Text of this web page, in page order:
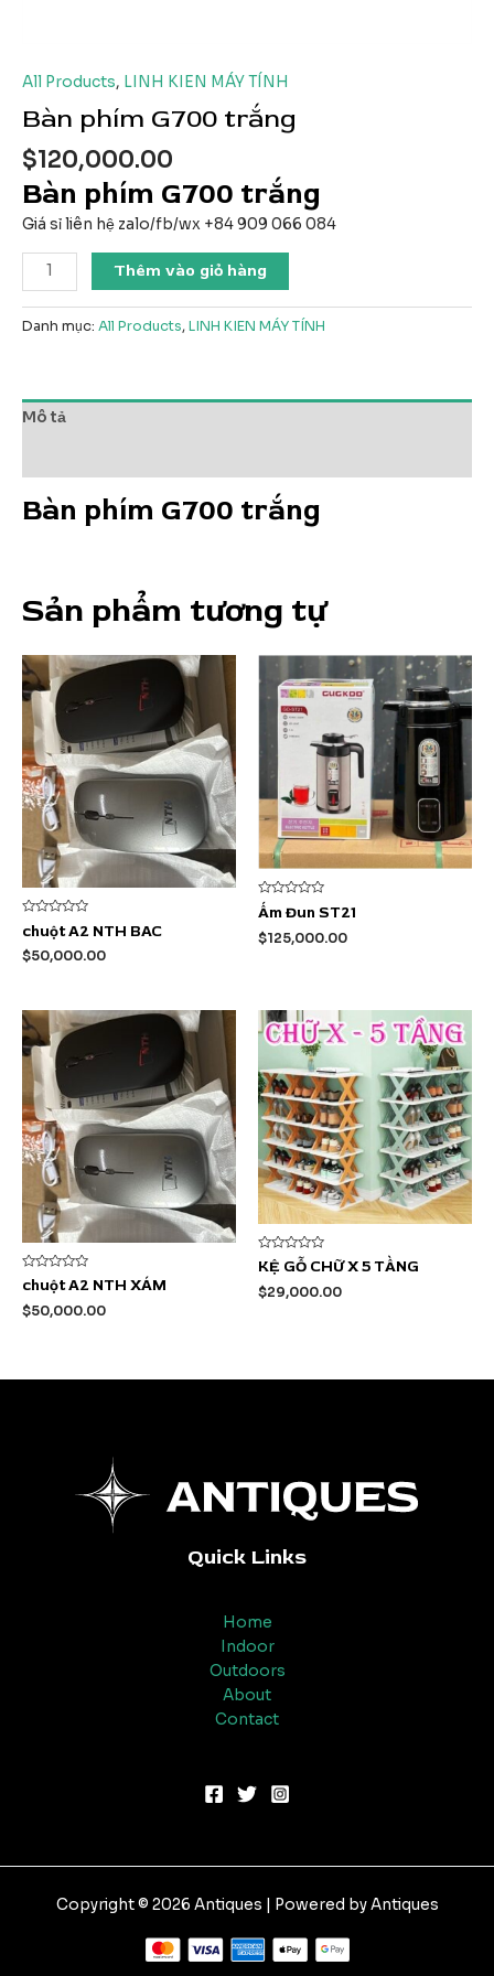
All Products, LINH KIEN MÁY TÍNH
Bàn phím G700 trắng
$120,000.00
Bàn phím G700 trắng
Giá sỉ liên hệ zalo/fb/wx +84 909 066 084
Bàn
phím
G700
trắng
Thêm vào giỏ hàng
Danh mục: All Products,LINH KIEN MÁY TÍNH
Mô tả
Bàn phím G700 trắng
Sản phẩm tương tự
Được
xếp
hạng
0
chuột A2 NTH BAC
$50,000.00
Được
xếp
hạng
0
Ấm Đun ST21
$125,000.00
Được
xếp
hạng
0
chuột A2 NTH XÁM
$50,000.00
Được
xếp
hạng
0
KỆ GỖ CHỮ X 5 TẦNG
$29,000.00
Quick Links
Home
Indoor
Outdoors
About
Contact
Copyright © 2026 Antiques | Powered by Antiques